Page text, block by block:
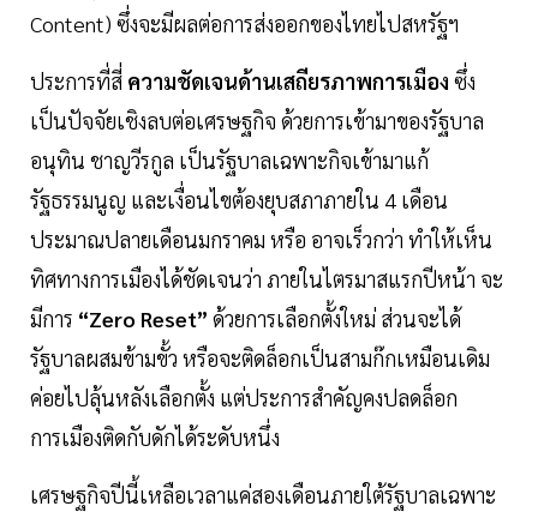
Content) ซึ่งจะมีผลต่อการส่งออกของไทยไปสหรัฐฯ
ประการที่สี่ ความชัดเจนด้านเสถียรภาพการเมือง ซึ่ง
เป็นปัจจัยเชิงลบต่อเศรษฐกิจ ด้วยการเข้ามาของรัฐบาล
อนุทิน ชาญวีรกูล เป็นรัฐบาลเฉพาะกิจเข้ามาแก้
รัฐธรรมนูญ และเงื่อนไขต้องยุบสภาภายใน 4 เดือน
ประมาณปลายเดือนมกราคม หรือ อาจเร็วกว่า ทำให้เห็น
ทิศทางการเมืองได้ชัดเจนว่า ภายในไตรมาสแรกปีหน้า จะ
มีการ “Zero Reset” ด้วยการเลือกตั้งใหม่ ส่วนจะได้
รัฐบาลผสมข้ามขั้ว หรือจะติดล็อกเป็นสามก๊กเหมือนเดิม
ค่อยไปลุ้นหลังเลือกตั้ง แต่ประการสำคัญคงปลดล็อก
การเมืองติดกับดักได้ระดับหนึ่ง
เศรษฐกิจปีนี้เหลือเวลาแค่สองเดือนภายใต้รัฐบาลเฉพาะ